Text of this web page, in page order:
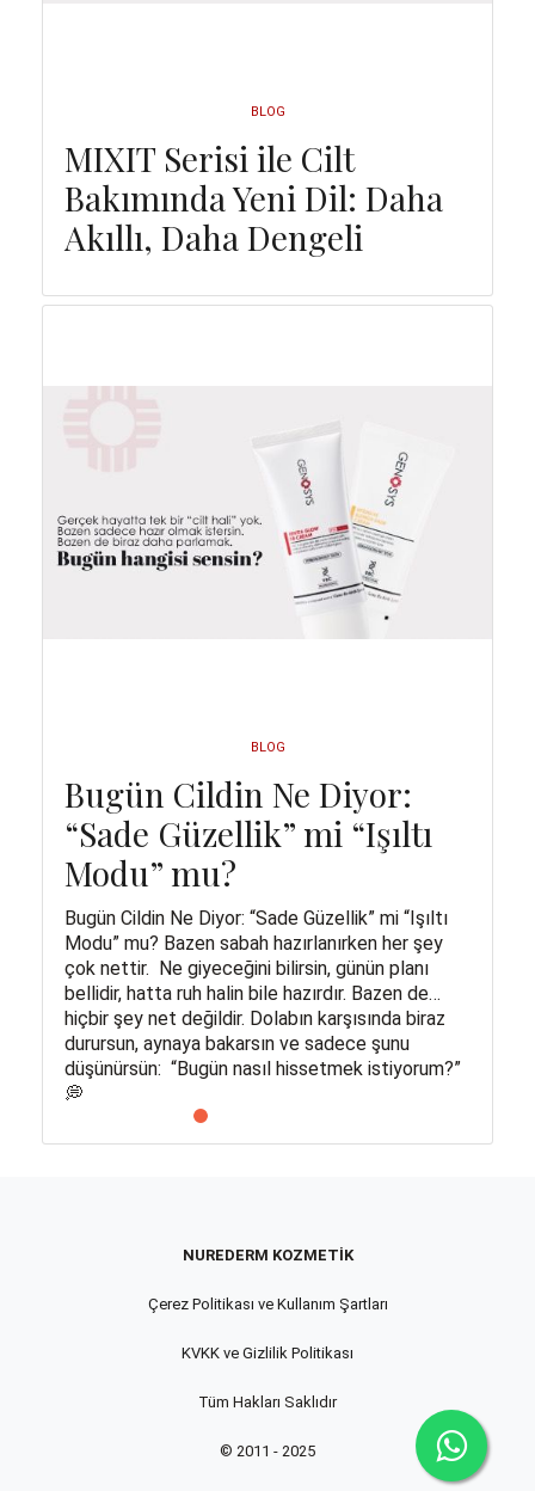
BLOG
MIXIT Serisi ile Cilt
Bakımında Yeni Dil: Daha
Akıllı, Daha Dengeli
BLOG
Bugün Cildin Ne Diyor:
“Sade Güzellik” mi “Işıltı
Modu” mu?
Bugün Cildin Ne Diyor: “Sade Güzellik” mi “Işıltı
Modu” mu? Bazen sabah hazırlanırken her şey
çok nettir. Ne giyeceğini bilirsin, günün planı
bellidir, hatta ruh halin bile hazırdır. Bazen de…
hiçbir şey net değildir. Dolabın karşısında biraz
durursun, aynaya bakarsın ve sadece şunu
düşünürsün: “Bugün nasıl hissetmek istiyorum?”
💭
NUREDERM KOZMETIK
Çerez Politikası ve Kullanım Şartları
KVKK ve Gizlilik Politikası
Tüm Hakları Saklıdır
© 2011 - 2025